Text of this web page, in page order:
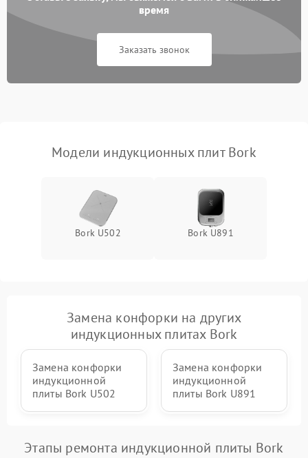
время
Заказать звонок
Модели индукционных плит Bork
Bork U502 Bork U891
Замена конфорки на других
индукционных плитах Bork
Замена конфорки
индукционной
плиты Bork U502
Замена конфорки
индукционной
плиты Bork U891
Этапы ремонта индукционной плиты Bork